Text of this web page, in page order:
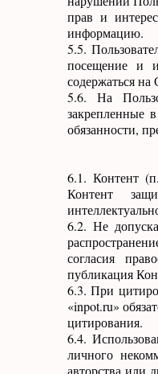
прав и
информацию.
5.5.
посещение и
содержаться на
5.6. На
закрепленные
обязанности,
6.1. Контент
Контент
6.2. Не
согласия
публикация
6.3. При
«inpot.ru»
цитирования.
6.4.
личного
авторства или